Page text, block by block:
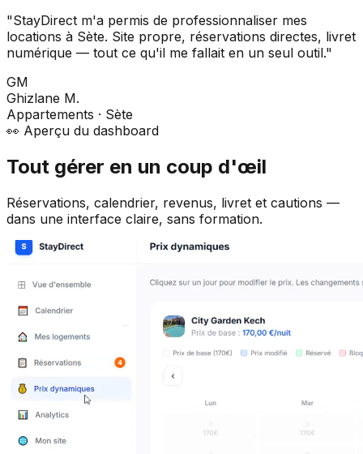
"StayDirect m'a permis de professionnaliser mes
locations à Sète. Site propre, réservations directes, livret
numérique — tout ce qu'il me fallait en un seul outil."
GM
Ghizlane M.
Appartements · Sète
👀 Aperçu du dashboard
Tout gérer en un coup d'œil
Réservations, calendrier, revenus, livret et cautions —
dans une interface claire, sans formation.